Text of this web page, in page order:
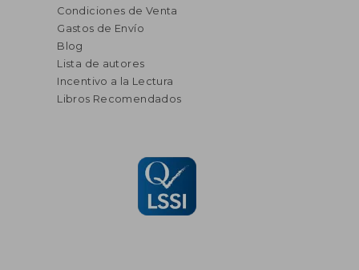
Condiciones de Venta
Gastos de Envío
Blog
Lista de autores
Incentivo a la Lectura
Libros Recomendados